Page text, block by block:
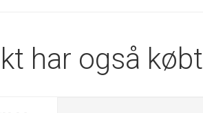
har også købt